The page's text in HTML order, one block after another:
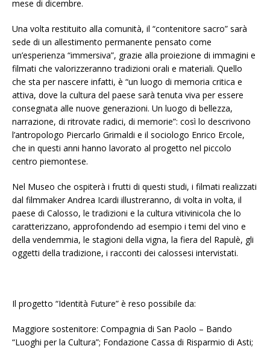
mese di dicembre.
Una volta restituito alla comunità, il “contenitore sacro” sarà
sede di un allestimento permanente pensato come
un’esperienza “immersiva”, grazie alla proiezione di immagini e
filmati che valorizzeranno tradizioni orali e materiali. Quello
che sta per nascere infatti, è “un luogo di memoria critica e
attiva, dove la cultura del paese sarà tenuta viva per essere
consegnata alle nuove generazioni. Un luogo di bellezza,
narrazione, di ritrovate radici, di memorie”: così lo descrivono
l’antropologo Piercarlo Grimaldi e il sociologo Enrico Ercole,
che in questi anni hanno lavorato al progetto nel piccolo
centro piemontese.
Nel Museo che ospiterà i frutti di questi studi, i filmati realizzati
dal filmmaker Andrea Icardi illustreranno, di volta in volta, il
paese di Calosso, le tradizioni e la cultura vitivinicola che lo
caratterizzano, approfondendo ad esempio i temi del vino e
della vendemmia, le stagioni della vigna, la fiera del Rapulè, gli
oggetti della tradizione, i racconti dei calossesi intervistati.
Il progetto “Identità Future” è reso possibile da:
Maggiore sostenitore: Compagnia di San Paolo – Bando
“Luoghi per la Cultura”; Fondazione Cassa di Risparmio di Asti;